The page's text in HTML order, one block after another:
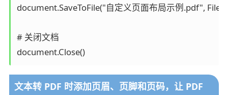
document.SaveToFile("自定义页面布局示例.pdf",
# 关闭文档
document.Close()
文本转 PDF 时添加页眉、页脚和页码，让 PDF